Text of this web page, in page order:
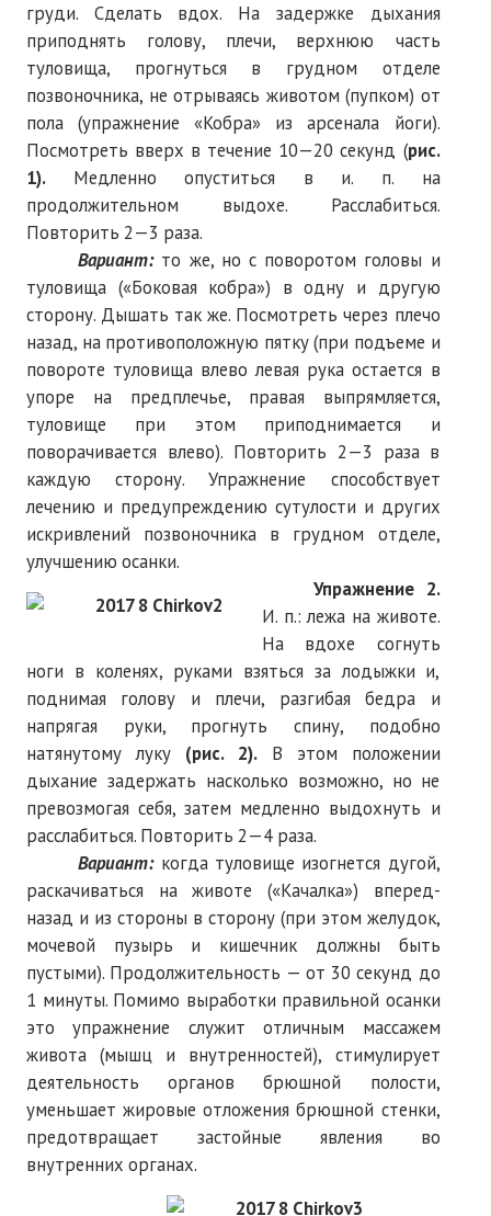
№ 9
2026 г.
№ 2
№ 3
№ 5
№ 6
№ 7
№ 8
КНИГИ
Список наших книг
Страница поиска
Новые книги
В. Щагин «Мяч и время»
ПОДПИСКА
Наложенный платеж
Подписка 2026
Подписка онлайн на печатную версию
ТАКОВА СПОРТИВНАЯ ЖИЗНЬ
КОНТАКТЫ
ТЕКУЩИЙ №
груди. Сделать вдох. На задержке дыхания
приподнять голову, плечи, верхнюю часть
туловища, прогнуться в грудном отделе
позвоночника, не отрываясь животом (пупком) от
пола (упражнение «Кобра» из арсенала йоги).
Посмотреть вверх в течение 10—20 секунд (рис.
1). Медленно опуститься в и. п. на
продолжительном выдохе. Расслабиться.
Повторить 2—3 раза.
Вариант: то же, но с поворотом головы и
туловища («Боковая кобра») в одну и другую
сторону. Дышать так же. Посмотреть через плечо
назад, на противоположную пятку (при подъеме и
повороте туловища влево левая рука остается в
упоре на предплечье, правая выпрямляется,
туловище при этом приподнимается и
поворачивается влево). Повторить 2—3 раза в
каждую сторону. Упражнение способствует
лечению и предупреждению сутулости и других
искривлений позвоночника в грудном отделе,
улучшению осанки.
Упражнение 2.
И. п.: лежа на животе.
На вдохе согнуть
ноги в коленях, руками взяться за лодыжки и,
поднимая голову и плечи, разгибая бедра и
напрягая руки, прогнуть спину, подобно
натянутому луку (рис. 2).В этом положении
дыхание задержать насколько возможно, но не
превозмогая себя, затем медленно выдохнуть и
расслабиться. Повторить 2—4 раза.
Вариант: когда туловище изогнется дугой,
раскачиваться на животе («Качалка») вперед-
назад и из стороны в сторону (при этом желудок,
мочевой пузырь и кишечник должны быть
пустыми). Продолжительность — от 30 секунд до
1 минуты. Помимо выработки правильной осанки
это упражнение служит отличным массажем
живота (мышц и внутренностей), стимулирует
деятельность органов брюшной полости,
уменьшает жировые отложения брюшной стенки,
предотвращает застойные явления во
внутренних органах.